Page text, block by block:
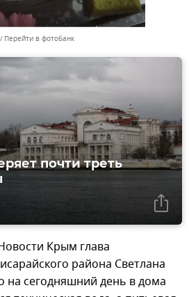
Перейти в фотобанк
почти треть
Крым глава
района Светлана
на сегодняшний день в дома